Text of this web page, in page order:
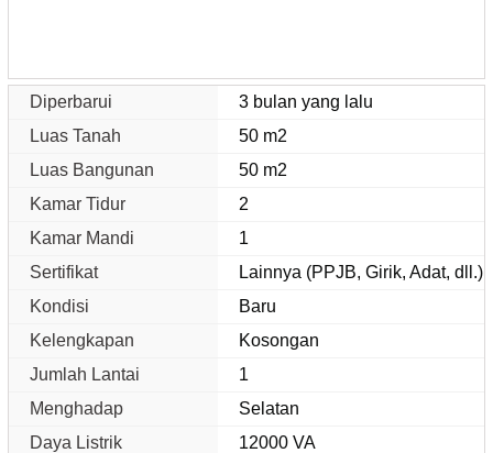
Diperbarui
3 bulan yang lalu
Luas Tanah
50 m2
Luas Bangunan
50 m2
Kamar Tidur
2
Kamar Mandi
1
Sertifikat
Lainnya (PPJB, Girik, Adat, dll.)
Kondisi
Baru
Kelengkapan
Kosongan
Jumlah Lantai
1
Menghadap
Selatan
Daya Listrik
12000 VA